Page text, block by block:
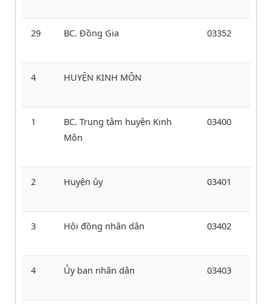
29 BC. Đồng Gia 03352
4 HUYỆN KINH MÔN
1
BC. Trung tâm huyện Kinh
Môn
03400
2 Huyện ủy 03401
3 Hội đồng nhân dân 03402
4 Ủy ban nhân dân 03403